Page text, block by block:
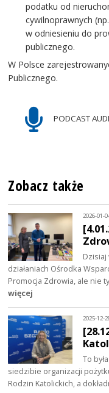
podatku od
cywilnoprawnych
w odniesieniu do
publicznego.
W Polsce
Publicznego.
PODCAST
Zobacz także
2026-01-
działaniach Ośrodka
Promocja Zdrowia, ale nie
więcej
2025-12-
To
siedzibie organizacji
Rodzin Katolickich, a